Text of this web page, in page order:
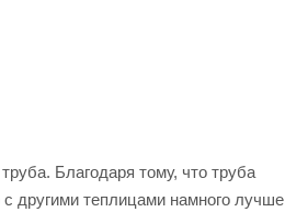
Благодаря тому, что труба
другими теплицами намного лучше